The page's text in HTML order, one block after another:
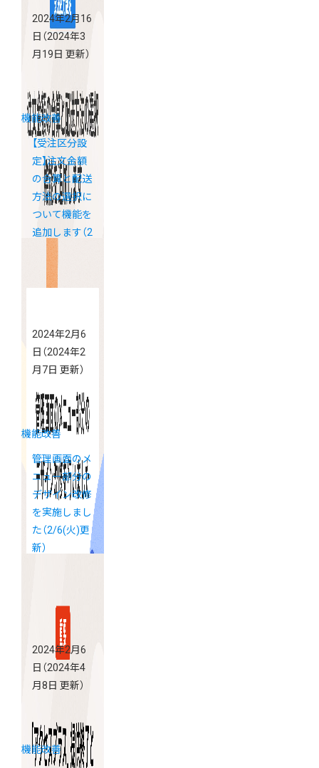
2024年2月16
日 （2024年3
月19日 更新）
機能改善
【受注区分設
定】注文金額
の合算と配送
方法の選択に
ついて機能を
追加します（2
月26日更新）
2024年2月6
日 （2024年2
月7日 更新）
機能改善
管理画面のメ
ニュー部分の
デザイン改修
を実施しまし
た（2/6(火)更
新）
2024年2月6
日 （2024年4
月8日 更新）
機能改善